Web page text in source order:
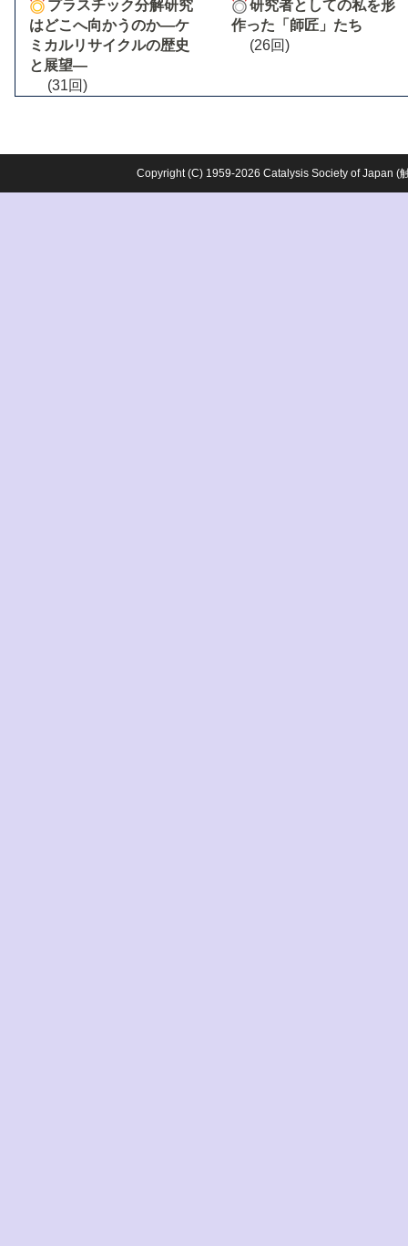
プラスチック分解研究
はどこへ向かうのか―ケ
ミカルリサイクルの歴史
と展望―
(31回)
研究者としての私を形
作った「師匠」たち
(26回)
Copyright (C) 1959-2026 Catalysis Society of Japan (